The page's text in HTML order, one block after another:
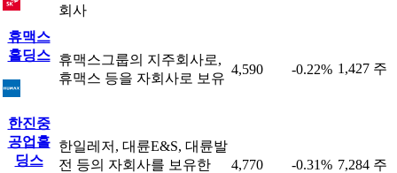
회사
휴맥스
홀딩스
휴맥스그룹의 지주회사로,
휴맥스 등을 자회사로 보유
4,590 -0.22% 1,427 주
한진중
공업홀
딩스
한일레저, 대륜E&S, 대륜발
전 등의 자회사를 보유한
4,770 -0.31% 7,284 주